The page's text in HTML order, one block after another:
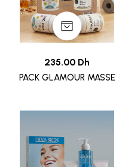
235.00 Dh
PACK GLAMOUR MASSE